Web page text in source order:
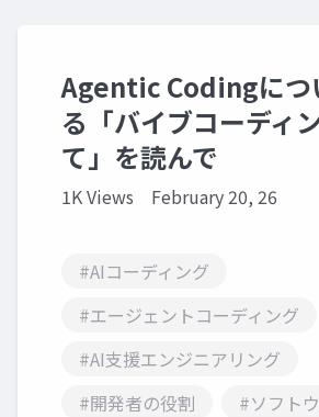
Agentic Codingにつ
る「バイブコーディ
て」を読んで
1K Views February 20, 26
#AIコーディング
#エージェントコーディング
#AI支援エンジニアリング
#開発者の役割
#ソフト